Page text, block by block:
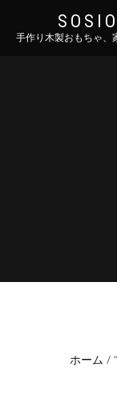
手作り木製おもちゃ、
ホーム /